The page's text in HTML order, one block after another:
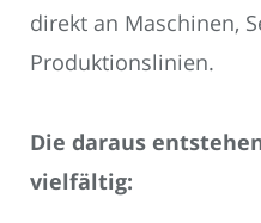
direkt an Maschinen,
Produktionslinien.
Die daraus
vielfältig: